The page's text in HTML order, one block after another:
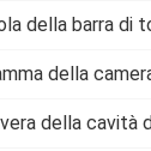
della barra di
della
della cavità